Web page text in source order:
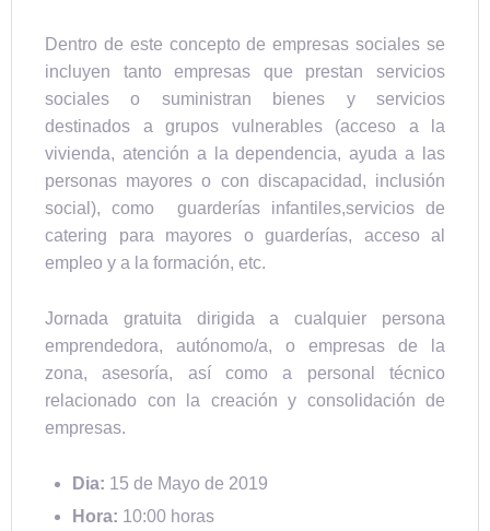
Dentro de este concepto de empresas sociales se
incluyen tanto empresas que prestan servicios
sociales o suministran bienes y servicios
destinados a grupos vulnerables (acceso a la
vivienda, atención a la dependencia, ayuda a las
personas mayores o con discapacidad, inclusión
social), como guarderías infantiles,servicios de
catering para mayores o guarderías, acceso al
empleo y a la formación, etc.
Jornada gratuita dirigida a cualquier persona
emprendedora, autónomo/a, o empresas de la
zona, asesoría, así como a personal técnico
relacionado con la creación y consolidación de
empresas.
Dia: 15 de Mayo de 2019
Hora: 10:00 horas